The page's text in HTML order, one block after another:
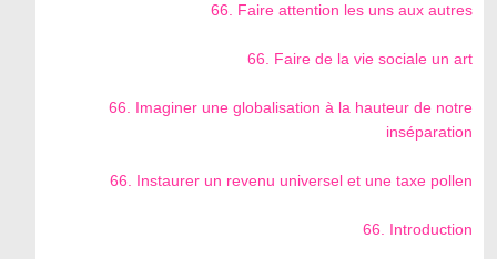
66. Faire attention les uns aux autres
66. Faire de la vie sociale un art
66. Imaginer une globalisation à la hauteur de notre
inséparation
66. Instaurer un revenu universel et une taxe pollen
66. Introduction